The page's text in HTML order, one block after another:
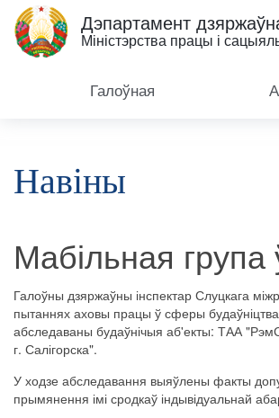
Дэпартамент
Міністэрства працы і
Галоўная
Навіны
Мабільная група
Галоўны дзяржаўны інспектар Слуцкага
пытаннях аховы працы ў сферы
абследаваны будаўнічыя аб'екты: ТАА
г. Салігорска".
У ходзе абследавання выяўлены факты
прымянення імі сродкаў індывідуальнай